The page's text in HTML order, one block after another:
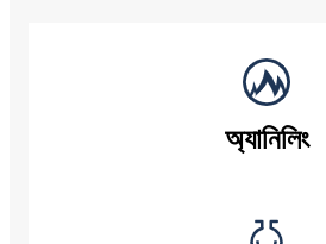
অ্যানিলিং